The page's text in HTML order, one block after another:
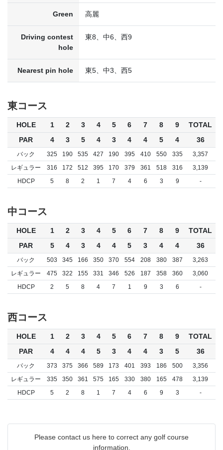
Green 高麗
Driving contest
hole
東8、中6、西9
Nearest pin hole 東5、中3、西5
東コース
HOLE 1 2 3 4 5 6 7 8 9
TOTAL
PAR
4 3 5 4 3 4 4 5 4 36
バック 325 190 535 427 190 395 410 550 335
3,357
レギュラー
316 172 512 395 170 379 361 518 316
3,139
HDCP
5 8 2 1 7 4 6 3 9 -
中コース
HOLE 1 2 3 4 5 6 7 8 9
TOTAL
PAR
5 4 3 4 4 5 3 4 4 36
バック 503 345 166 350 370 554 208 380 387
3,263
レギュラー
475 322 155 331 346 526 187 358 360
3,060
HDCP
2 5 8 4 7 1 9 3 6 -
西コース
HOLE 1 2 3 4 5 6 7 8 9
TOTAL
PAR
4 4 4 5 3 4 4 3 5 36
バック 373 375 366 589 173 401 393 186 500
3,356
レギュラー
335 350 361 575 165 330 380 165 478
3,139
HDCP
5 2 8 1 7 4 6 9 3 -
Please contact us here to correct any golf course
information.